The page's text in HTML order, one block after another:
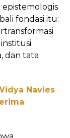
fondasi itu:
dan tata
Navies